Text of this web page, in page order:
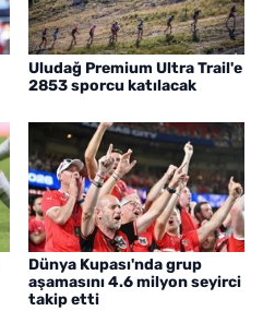
Uludağ Premium Ultra Trail'e
2853 sporcu katılacak
Dünya Kupası'nda grup
aşamasını 4.6 milyon seyirci
takip etti